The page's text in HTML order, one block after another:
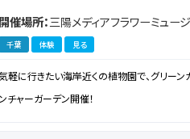
開催場所：三陽メディアフラワーミュ
千葉 体験 見る
軽に行きたい海岸近くの植物園で、グリー
ンチャーガーデン開催！